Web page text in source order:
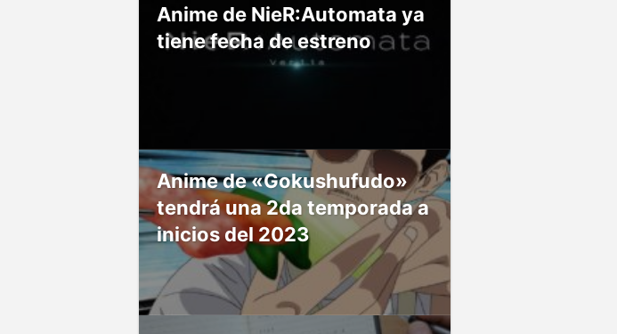
Anime de NieR:Automata ya
tiene fecha de estreno
Anime de «Gokushufudo»
tendrá una 2da temporada a
inicios del 2023